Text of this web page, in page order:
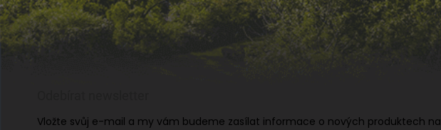
Vložte svůj e-mail a my vám budeme zasílat informace o nových produktech na